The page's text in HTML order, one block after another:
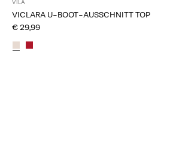
VILA
VICLARA U-BOOT-AUSSCHNITT TOP
€ 29,99